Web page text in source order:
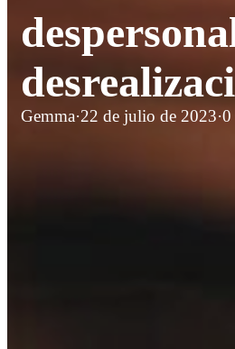
Gemma·22 de julio de 2023·0